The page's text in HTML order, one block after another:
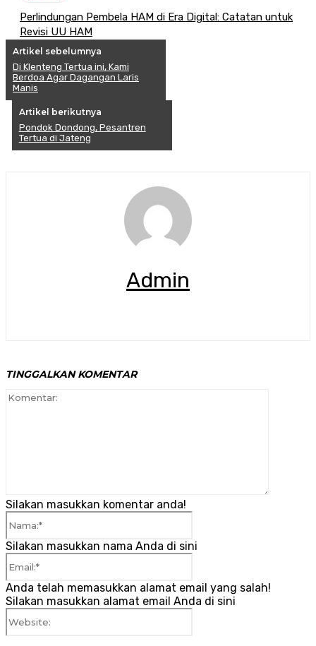
Perlindungan Pembela HAM di Era Digital: Catatan untuk
Revisi UU HAM
Artikel sebelumnya
Di Klenteng Tertua ini, Kami
Berdoa Agar Dagangan Laris
Manis
Artikel berikutnya
Pondok Dondong, Pesantren
Tertua di Jateng
Admin
TINGGALKAN KOMENTAR
Silakan masukkan komentar anda!
Silakan masukkan nama Anda di sini
Anda telah memasukkan alamat email yang salah!
Silakan masukkan alamat email Anda di sini